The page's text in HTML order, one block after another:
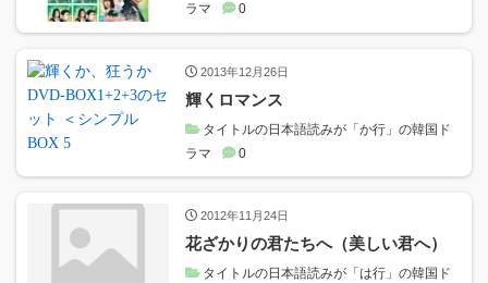
ラマ
0
2013年12月26日
輝くロマンス
タイトルの日本語読みが「か行」の韓国ド
ラマ
0
2012年11月24日
花ざかりの君たちへ（美しい君へ）
タイトルの日本語読みが「は行」の韓国ド